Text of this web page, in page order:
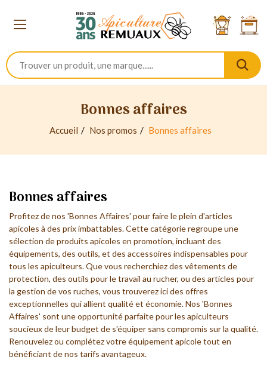
Bonnes affaires
Accueil Nos promos Bonnes affaires
Bonnes affaires
Profitez de nos 'Bonnes Affaires' pour faire le plein d'articles
apicoles à des prix imbattables. Cette catégorie regroupe une
sélection de produits apicoles en promotion, incluant des
équipements, des outils, et des accessoires indispensables pour
tous les apiculteurs. Que vous recherchiez des vêtements de
protection, des outils pour le travail au rucher, ou des articles pour
la gestion de vos ruches, vous trouverez ici des offres
exceptionnelles qui allient qualité et économie. Nos 'Bonnes
Affaires' sont une opportunité parfaite pour les apiculteurs
soucieux de leur budget de s'équiper sans compromis sur la qualité.
Renouvelez ou complétez votre équipement apicole tout en
bénéficiant de nos tarifs avantageux.